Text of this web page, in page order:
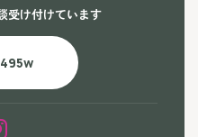
受け付けています